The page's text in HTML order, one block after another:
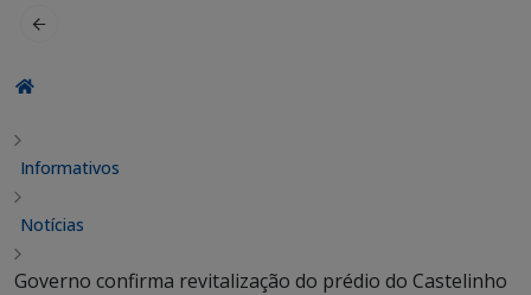
Informativos
Notícias
Governo confirma revitalização do prédio do Castelinho